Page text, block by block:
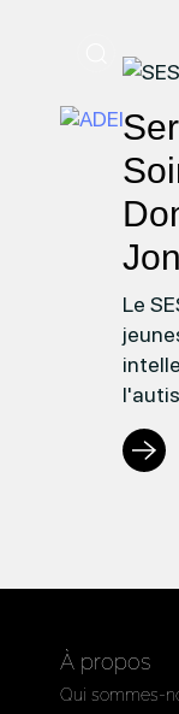
Le
Lien
la
page
:
de
Soins
A
À propos
Qui sommes-